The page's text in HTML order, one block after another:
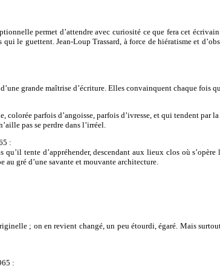
permet d’attendre avec curiosité ce que fera cet
le guettent. Jean-Loup Trassard, à force de hiératisme et
grande maîtrise d’écriture. Elles convainquent chaque fois
colorée parfois d’angoisse, parfois d’ivresse, et qui tendent
pas se perdre dans l’irréel.
:
tente d’appréhender, descendant aux lieux clos où
au gré d’une savante et mouvante architecture.
; on en revient changé, un peu étourdi, égaré. Mais
: